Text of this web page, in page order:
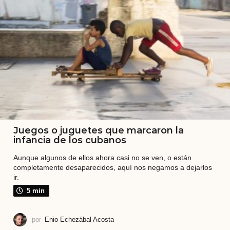
a
b
e
m
l
o
q
u
C
Juegos o juguetes que marcaron la
infancia de los cubanos
Aunque algunos de ellos ahora casi no se ven, o están
completamente desaparecidos, aquí nos negamos a dejarlos
ir.
5 min
por Enio Echezábal Acosta